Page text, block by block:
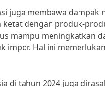
juga membawa dampak
dengan produk-
mampu meningkatkan
impor. Hal ini
di tahun 2024 juga